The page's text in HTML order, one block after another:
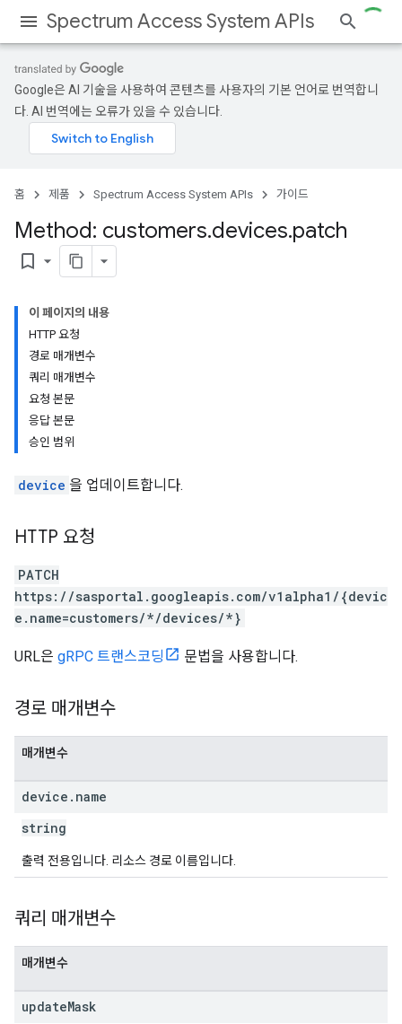
Spectrum Access System APIs
Google은 AI 기술을 사용하여 콘텐츠를 사용자의 기본 언어로 번역합니
다. AI 번역에는 오류가 있을 수 있습니다.
홈 제품 Spectrum Access System APIs 가이드
Method: customers.devices.patch
bookmark_border
이 페이지의 내용
HTTP 요청
경로 매개변수
쿼리 매개변수
요청 본문
응답 본문
승인 범위
device 을 업데이트합니다.
HTTP 요청
PATCH
https://sasportal.googleapis.com/v1alpha1/{devic
e.name=customers/*/devices/*}
URL은 gRPC 트랜스코딩 문법을 사용합니다.
경로 매개변수
매개변수
device . name
string
출력 전용입니다. 리소스 경로 이름입니다.
쿼리 매개변수
매개변수
updateMask